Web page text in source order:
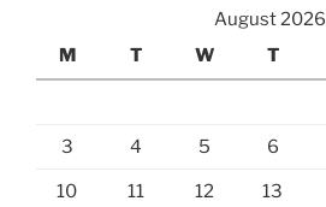
August 2026
M
T W T
3 4 5 6
10 11 12 13